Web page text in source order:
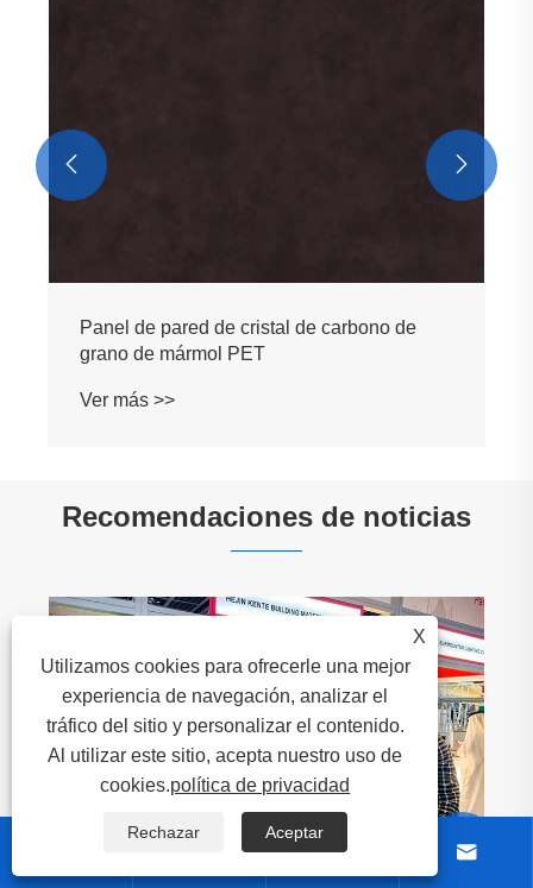
 
Recomendaciones de noticias
Las ventajas del panel de pared de cristal
de carbono.
Ver más >>

 
X
Utilizamos cookies para ofrecerle una mejor
experiencia de navegación, analizar el
tráfico del sitio y personalizar el contenido.
Al utilizar este sitio, acepta nuestro uso de
cookies.política de privacidad
Rechazar Aceptar